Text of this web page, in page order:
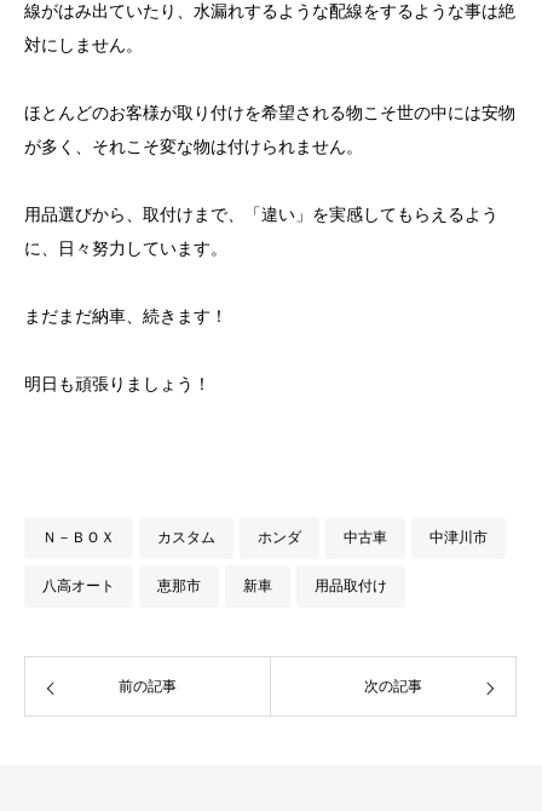
線がはみ出ていたり、水漏れするような配線をするような事は絶
対にしません。
ほとんどのお客様が取り付けを希望される物こそ世の中には安物
が多く、それこそ変な物は付けられません。
用品選びから、取付けまで、「違い」を実感してもらえるよう
に、日々努力しています。
まだまだ納車、続きます！
明日も頑張りましょう！
Ｎ－ＢＯＸ カスタム ホンダ 中古車 中津川市
八高オート 恵那市 新車 用品取付け
前の記事 次の記事